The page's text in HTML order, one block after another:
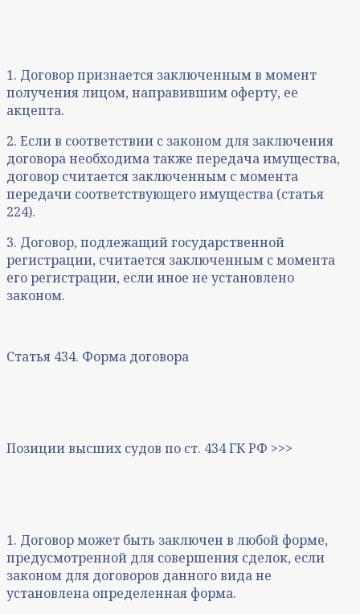
1. Договор признается заключенным в момент
получения лицом, направившим оферту, ее
акцепта.
2. Если в соответствии с законом для заключения
договора необходима также передача имущества,
договор считается заключенным с момента
передачи соответствующего имущества (статья
224).
3. Договор, подлежащий государственной
регистрации, считается заключенным с момента
его регистрации, если иное не установлено
законом.
Статья 434. Форма договора
Позиции высших судов по ст. 434 ГК РФ >>>
1. Договор может быть заключен в любой форме,
предусмотренной для совершения сделок, если
законом для договоров данного вида не
установлена определенная форма.